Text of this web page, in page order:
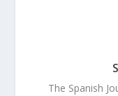
The Spanish